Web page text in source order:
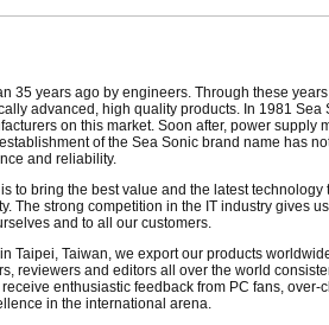
35 years ago by engineers. Through these
advanced, high quality products. In 1981
on this market. Soon after, power supply
of the Sea Sonic brand name has
and reliability.
to bring the best value and the latest
The strong competition in the IT industry gives
and to all our customers.
Taipei, Taiwan, we export our products
reviewers and editors all over the world
enthusiastic feedback from PC fans,
in the international arena.